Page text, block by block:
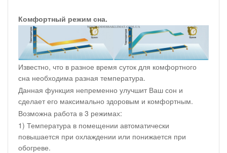
Комфортный режим сна.
Известно, что в разное время суток для комфортного
сна необходима разная температура.
Данная функция непременно улучшит Ваш сон и
сделает его максимально здоровым и комфортным.
Возможна работа в 3 режимах:
1) Температура в помещении автоматически
повышается при охлаждении или понижается при
обогреве.